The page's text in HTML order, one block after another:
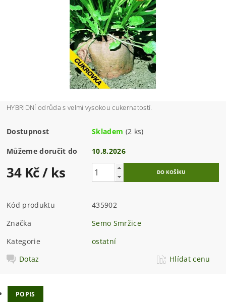
HYBRIDNÍ odrůda s velmi vysokou cukernatostí.
Dostupnost Skladem (2 ks)
Můžeme doručit do 10.8.2026
34 Kč/ ks
Kód produktu
435902
Značka
Semo Smržice
Kategorie
ostatní
Dotaz
Hlídat cenu
POPIS